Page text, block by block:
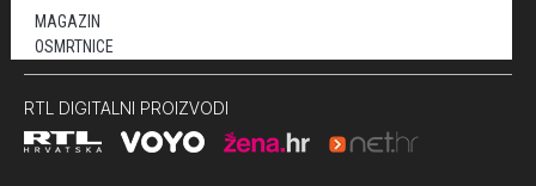
MAGAZIN
OSMRTNICE
RTL DIGITALNI PROIZVODI